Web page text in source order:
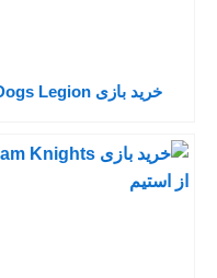
خرید بازی Watch Dogs Legion برای PC